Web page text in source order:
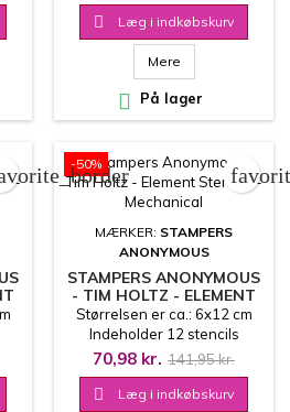
 Læg i indkøbskurv
Mere
 På lager
-50%
MÆRKER: STAMPERS
ANONYMOUS
STAMPERS ANONYMOUS
- TIM HOLTZ - ELEMENT
STENCILS - MECHANICAL
Størrelsen er ca.: 6x12 cm
Indeholder 12 stencils
70,98 kr. 141,95 kr.

Læg i indkøbskurv